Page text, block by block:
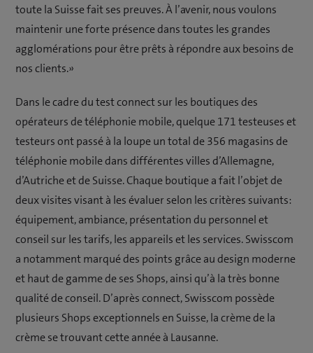
toute la Suisse fait ses preuves. À l’avenir, nous voulons
maintenir une forte présence dans toutes les grandes
agglomérations pour être prêts à répondre aux besoins de
nos clients.»
Dans le cadre du test connect sur les boutiques des
opérateurs de téléphonie mobile, quelque 171 testeuses et
testeurs ont passé à la loupe un total de 356 magasins de
téléphonie mobile dans différentes villes d’Allemagne,
d’Autriche et de Suisse. Chaque boutique a fait l’objet de
deux visites visant à les évaluer selon les critères suivants:
équipement, ambiance, présentation du personnel et
conseil sur les tarifs, les appareils et les services. Swisscom
a notamment marqué des points grâce au design moderne
et haut de gamme de ses Shops, ainsi qu’à la très bonne
qualité de conseil. D’après connect, Swisscom possède
plusieurs Shops exceptionnels en Suisse, la crème de la
crème se trouvant cette année à Lausanne.